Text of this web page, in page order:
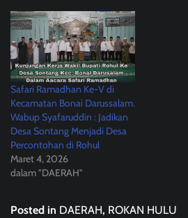
Safari Ramadhan Ke-V di
Kecamatan Bonai Darussalam.
Wabup Syafaruddin : Jadikan
Desa Sontang Menjadi Desa
Percontohan di Rohul
Maret 4, 2026
dalam "DAERAH"
Posted in DAERAH, ROKAN HULU